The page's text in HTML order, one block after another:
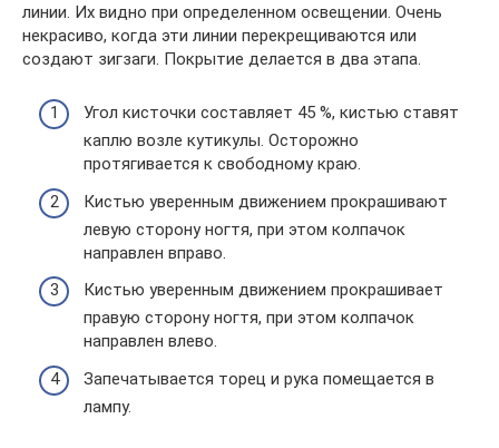
линии. Их видно при определенном освещении. Очень
некрасиво, когда эти линии перекрещиваются или
создают зигзаги. Покрытие делается в два этапа.
Угол кисточки составляет 45 %, кистью ставят
каплю возле кутикулы. Осторожно
протягивается к свободному краю.
Кистью уверенным движением прокрашивают
левую сторону ногтя, при этом колпачок
направлен вправо.
Кистью уверенным движением прокрашивает
правую сторону ногтя, при этом колпачок
направлен влево.
Запечатывается торец и рука помещается в
лампу.